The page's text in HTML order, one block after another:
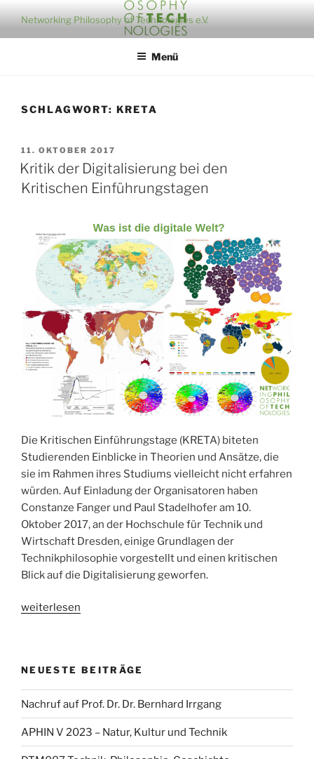
Inhalt
springen
Networking Philosophy of Technologies e.V.
Menü
SCHLAGWORT: KRETA
VERÖFFENTLICHT
AM
11. OKTOBER 2017
Kritik der Digitalisierung bei den
Kritischen Einführungstagen
Die Kritischen Einführungstage (KRETA) biteten
Studierenden Einblicke in Theorien und Ansätze, die
sie im Rahmen ihres Studiums vielleicht nicht erfahren
würden. Auf Einladung der Organisatoren haben
Constanze Fanger und Paul Stadelhofer am 10.
Oktober 2017, an der Hochschule für Technik und
Wirtschaft Dresden, einige Grundlagen der
Technikphilosophie vorgestellt und einen kritischen
Blick auf die Digitalisierung geworfen.
„Kritik
den
Kritischen
Einführungstagen“
weiterlesen
NEUESTE BEITRÄGE
Nachruf auf Prof. Dr. Dr. Bernhard Irrgang
APHIN V 2023 – Natur, Kultur und Technik